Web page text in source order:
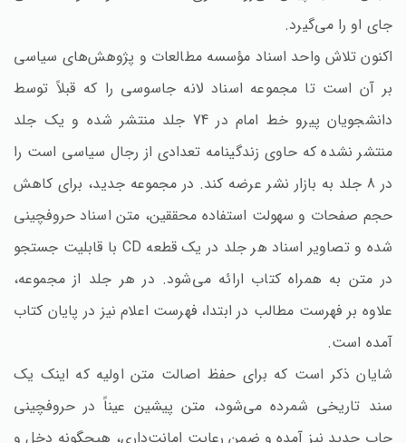
جای او را می‌گیرد.
اکنون تلاش واحد اسناد مؤسسه مطالعات و پژوهش‌های سیاسی
بر آن است تا مجموعه اسناد لانه جاسوسی را که قبلاً توسط
دانشجویان پیرو خط امام در 74 جلد منتشر شده و یک جلد
منتشر نشده که حاوی زندگینامه تعدادی از رجال سیاسی است را
در 8 جلد به بازار نشر عرضه کند. در مجموعه جدید، برای کاهش
حجم صفحات و سهولت استفاده محققین‌، متن اسناد حروفچینی
شده و تصاویر اسناد هر جلد در یک قطعه CD با قابلیت جستجو
در متن به همراه کتاب ارائه می‌شود. در هر جلد از مجموعه‌،
علاوه بر فهرست مطالب در ابتدا، فهرست اعلام نیز در پایان کتاب
آمده است‌.
شایان ذکر است که برای حفظ اصالت متن اولیه که اینک یک
سند تاریخی شمرده می‌شود، متن پیشین عیناً در حروفچینی
چاپ جدید نیز آمده و ضمن رعایت امانت‌داری‌، هیچگونه دخل و